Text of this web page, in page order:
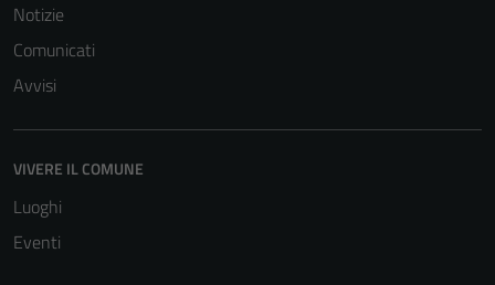
Notizie
Comunicati
Avvisi
VIVERE IL COMUNE
Luoghi
Eventi
Questi cookie